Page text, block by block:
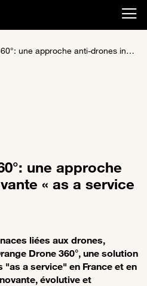
approche anti-drones innovante « as a service »
une approche
« as a service
liées aux drones,
Drone 360°, une solution
a service" en France et en
évolutive et